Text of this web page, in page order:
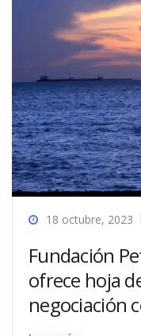
18 octubre, 2023
Fundación
ofrece hoja
negociación